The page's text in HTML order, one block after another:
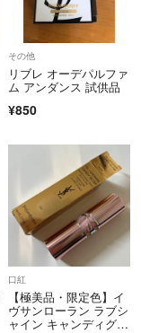
その他
リブレ オーデパルファ
ム アンダンス 試供品
¥850
口紅
【極美品・限定色】イ
ヴサンローラン ラブシ
ャイン キャンディグロ